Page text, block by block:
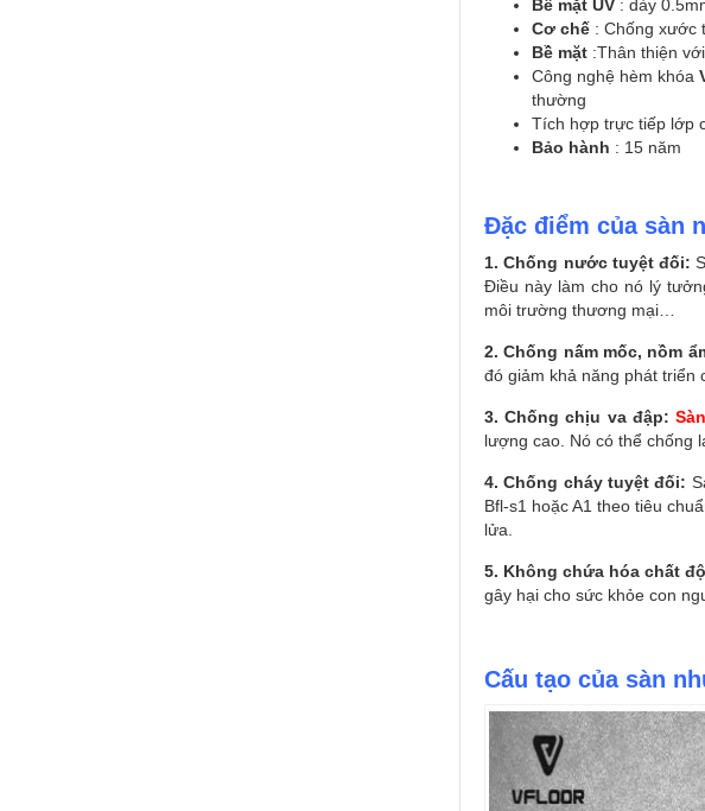
Bề mặt UV : dày
Cơ chế : Chống xước
Bề mặt :Thân thiện
Công nghệ hèm khóa
thường
Tích hợp trực tiếp lớp
Bảo hành : 15 năm
Đặc điểm của sàn
1. Chống nước tuyệt đối:
Điều này làm cho nó lý
môi trường thương mại…
2. Chống nấm mốc, nồm
đó giảm khả năng phát triển
3. Chống chịu va đập:
lượng cao. Nó có thể chống
4. Chống cháy tuyệt đối:
Bfl-s1 hoặc A1 theo tiêu
lửa.
5. Không chứa hóa chất
gây hại cho sức khỏe con
Cấu tạo của sàn